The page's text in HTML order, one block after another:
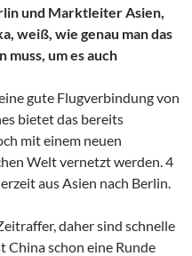
und Marktleiter Asien,
weiß, wie genau man das
um es auch
gute Flugverbindung von
bietet das bereits
mit einem neuen
Welt vernetzt werden. 4
aus Asien nach Berlin.
daher sind schnelle
China schon eine Runde